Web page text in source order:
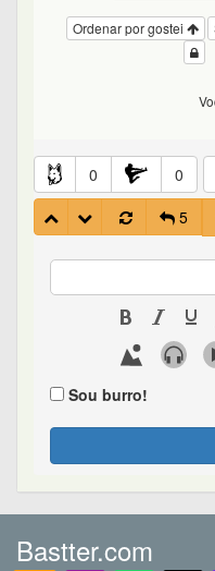
Ordenar por gostei
0 0
5
Sou burro!
Bastter.com